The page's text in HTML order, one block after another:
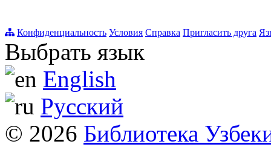
Конфиденциальность Условия Справка Пригласить друга
Выбрать язык
English
Русский
© 2026 Библиотека